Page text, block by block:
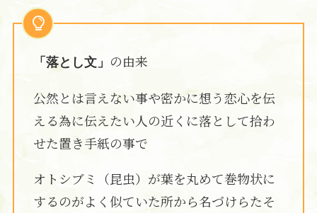
「落とし文」 の由来
公然とは言えない事や密かに想う恋心を伝
える為に伝えたい人の近くに落として拾わ
せた置き手紙の事で
オトシブミ（昆虫）が葉を丸めて巻物状に
するのがよく似ていた所から名づけらたそ